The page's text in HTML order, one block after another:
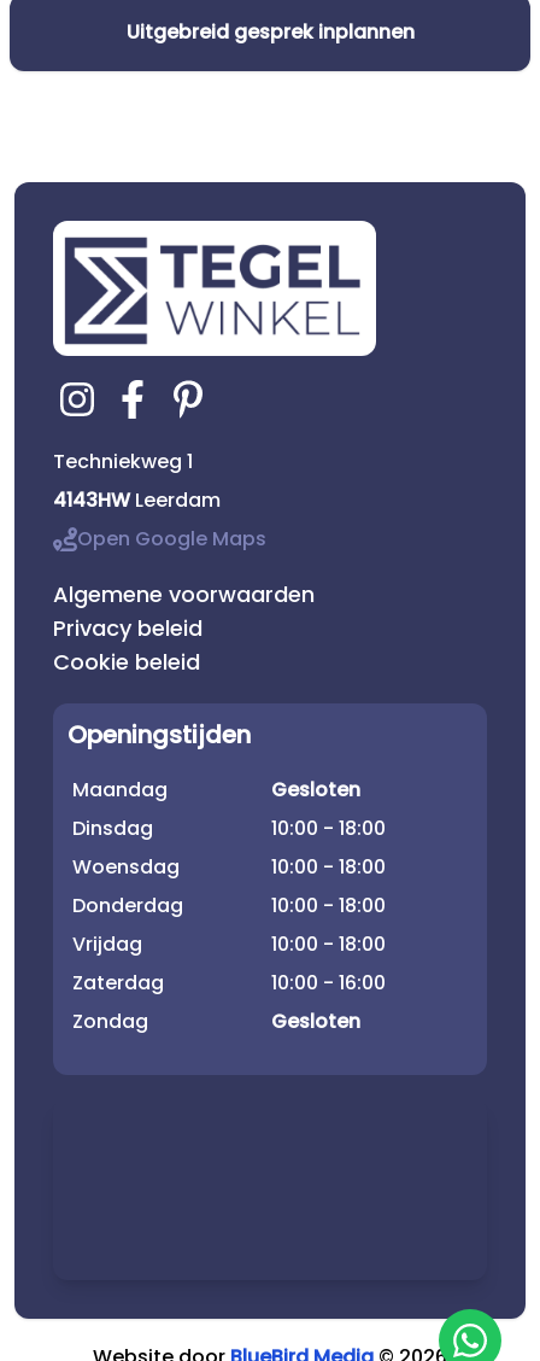
Uitgebreid gesprek inplannen
Techniekweg 1
4143HWLeerdam
Open Google Maps
Algemene voorwaarden
Privacy beleid
Cookie beleid
Openingstijden
Maandag
Gesloten
Dinsdag
10:00 - 18:00
Woensdag
10:00 - 18:00
Donderdag
10:00 - 18:00
Vrijdag
10:00 - 18:00
Zaterdag
10:00 - 16:00
Zondag
Gesloten